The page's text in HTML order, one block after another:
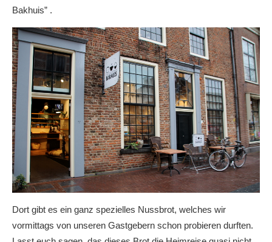
Bakhuis” .
Dort gibt es ein ganz spezielles Nussbrot, welches wir
vormittags von unseren Gastgebern schon probieren durften.